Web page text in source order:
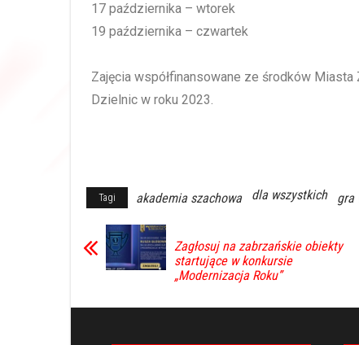
17 października – wtorek
19 października – czwartek
Zajęcia współfinansowane ze środków
Dzielnic w roku 2023.
Tagi akademia szachowa dla wszystkich gra
Zagłosuj na zabrzańskie obiekty
startujące w konkursie
„Modernizacja Roku”